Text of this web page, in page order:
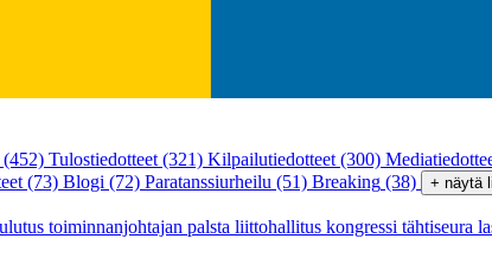
(452) Tulostiedotteet (321) Kilpailutiedotteet (300)
(73) Blogi (72) Paratanssiurheilu (51) Breaking (38) + näytä
toiminnanjohtajan palsta liittohallitus kongressi tähtiseura